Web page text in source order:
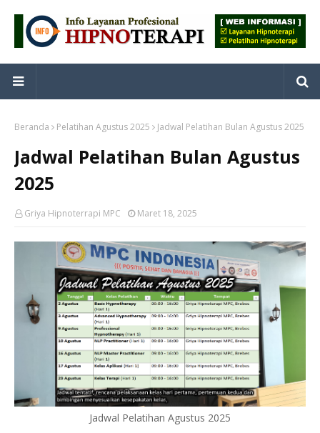
Beranda Pelatihan Agustus 2025 Jadwal Pelatihan Bulan Agustus 2025
Jadwal Pelatihan Bulan Agustus
2025
Griya Hipnoterrapi MPC Maret 18, 2025
Jadwal Pelatihan Agustus 2025